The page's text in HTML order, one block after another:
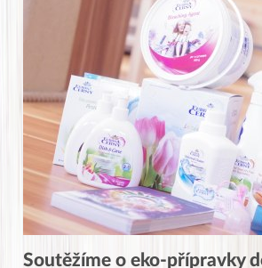
Soutěžíme o eko-přípravky